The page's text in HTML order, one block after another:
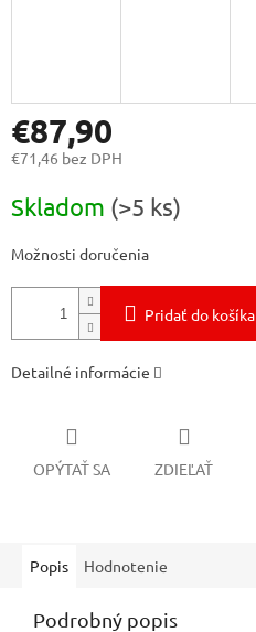
€87,90
€71,46 bez DPH
cena:
Skladom (>5 ks)
Možnosti doručenia
Pridať do košíka
Detailné informácie
OPÝTAŤ SA ZDIEĽAŤ
Popis Hodnotenie
Podrobný popis